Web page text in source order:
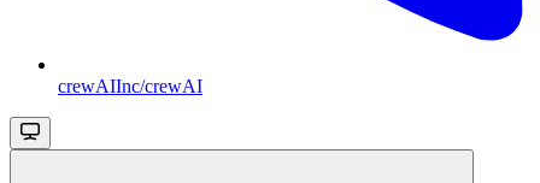
crewAIInc/crewAI